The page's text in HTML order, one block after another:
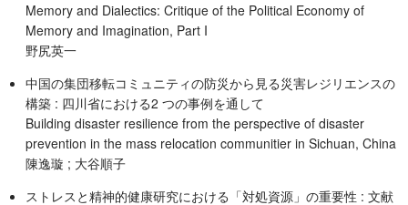
Memory and Dialectics: Critique of the Political Economy of
Memory and Imagination, Part I
野尻英一
中国の集団移転コミュニティの防災から見る災害レジリエンスの
構築 : 四川省における2 つの事例を通して
Building disaster resilience from the perspective of disaster
prevention in the mass relocation communitier in Sichuan, China
陳逸璇 ; 大谷順子
ストレスと精神的健康研究における「対処資源」の重要性 : 文献